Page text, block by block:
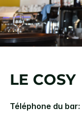
LE COSY
Téléphone du bar: